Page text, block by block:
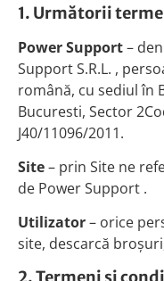
1. Următorii
Power Support–
Support S.R.L. ,
română, cu sediul în
Bucuresti, Sector
J40/11096/2011.
Site– prin Site ne
de Power Support .
Utilizator– orice
site, descarcă
2. Termeni şi